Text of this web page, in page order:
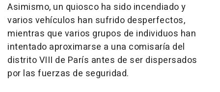
Asimismo, un quiosco ha sido incendiado y
varios vehículos han sufrido desperfectos,
mientras que varios grupos de individuos han
intentado aproximarse a una comisaría del
distrito VIII de París antes de ser dispersados
por las fuerzas de seguridad.